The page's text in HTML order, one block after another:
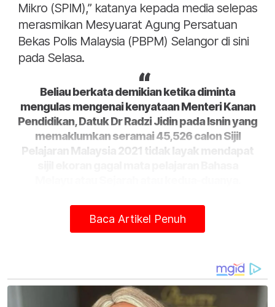
Mikro (SPIM),” katanya kepada media selepas
merasmikan Mesyuarat Agung Persatuan
Bekas Polis Malaysia (PBPM) Selangor di sini
pada Selasa.
Beliau berkata demikian ketika diminta
mengulas mengenai kenyataan Menteri Kanan
Pendidikan, Datuk Dr Radzi Jidin pada Isnin yang
memaklumkan seramai 45,526 calon Sijil
Pelajaran Malaysia 2021 tidak layak mendapat
Noh berkata, untuk enam bulan pertama
tahun ini, KUSKOP telah berjaya melatih lebih
melangkaui 400 peratus daripada sasaran
awal kementeriannya.
Baca Artikel Penuh